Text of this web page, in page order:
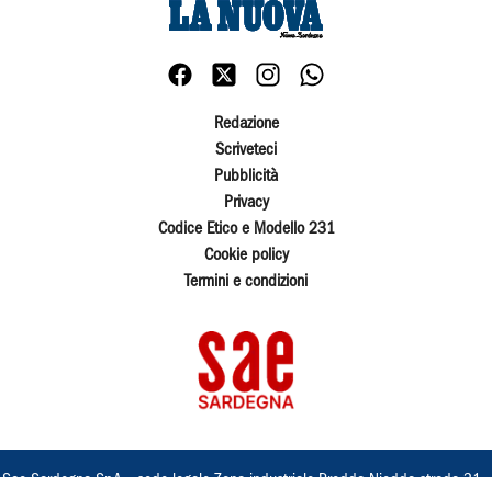
Redazione
Scriveteci
Pubblicità
Privacy
Codice Etico e Modello 231
Cookie policy
Termini e condizioni